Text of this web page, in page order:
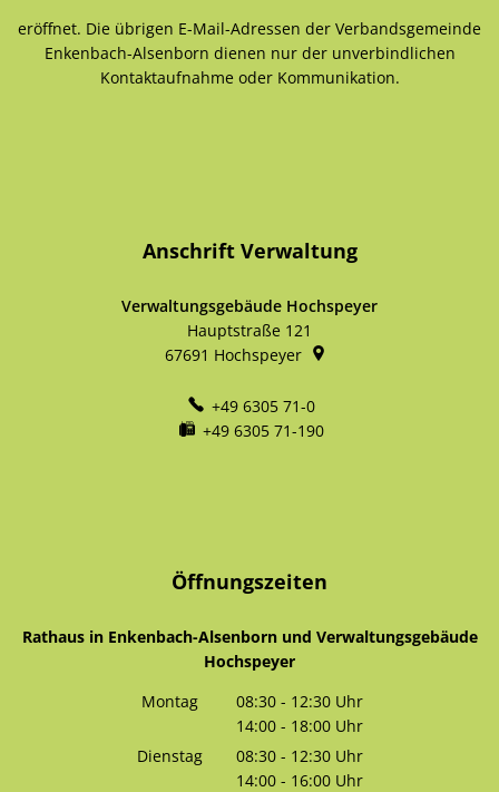
eröffnet. Die übrigen E-Mail-Adressen der Verbandsgemeinde
Enkenbach-Alsenborn dienen nur der unverbindlichen
Kontaktaufnahme oder Kommunikation.
Anschrift Verwaltung
Verwaltungsgebäude Hochspeyer
Hauptstraße 121
67691 Hochspeyer
+49 6305 71-0
+49 6305 71-190
Öffnungszeiten
Rathaus in Enkenbach-Alsenborn und Verwaltungsgebäude
Hochspeyer
Montag
08:30 - 12:30 Uhr
Von 08:30 bis 12:30 Uhr
14:00 - 18:00 Uhr
Von 14:00 bis 18:00 Uhr
Dienstag 08:30 - 12:30 Uhr
Von 08:30 bis 12:30 Uhr
14:00 - 16:00 Uhr